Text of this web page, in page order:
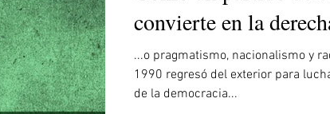
convierte en la
...o pragmatismo, nacionalismo y
1990 regresó del exterior para
de la democracia...